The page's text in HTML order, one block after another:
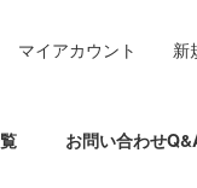
お問い合わせ
マイアカウント 新